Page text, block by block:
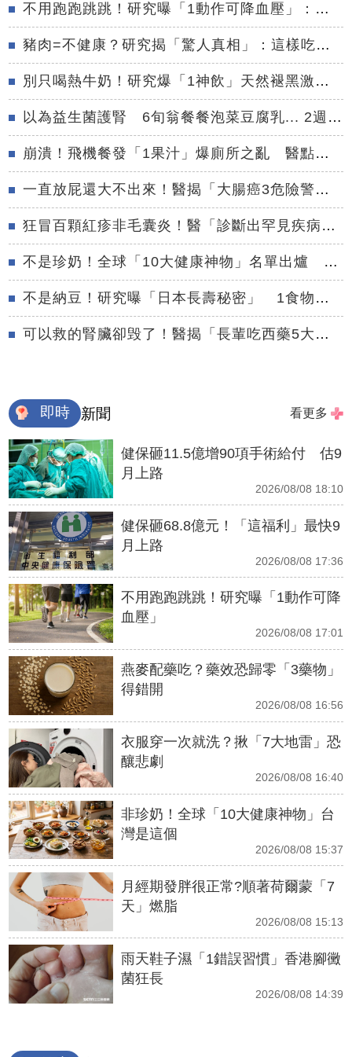
不用跑跑跳跳！研究曝「1動作可降血壓」：勝過游泳、重訓
豬肉=不健康？研究揭「驚人真相」：這樣吃防糖尿病、降膽固醇
別只喝熱牛奶！研究爆「1神飲」天然褪黑激素多 助眠又抗大腦退化
以為益生菌護腎 6旬翁餐餐泡菜豆腐乳... 2週後雙腳水腫險洗腎
崩潰！飛機餐發「1果汁」爆廁所之亂 醫點名3類人切勿亂喝
一直放屁還大不出來！醫揭「大腸癌3危險警訊」 都不排氣也該緊張
狂冒百顆紅疹非毛囊炎！醫「診斷出罕見疾病」：好發這族群
不是珍奶！全球「10大健康神物」名單出爐 台灣「這1碗」霸氣上榜
不是納豆！研究曝「日本長壽秘密」 1食物穩血糖又通腸
可以救的腎臟卻毁了！醫揭「長輩吃西藥5大迷思」恐害洗腎
即時 新聞 看更多
健保砸11.5億增90項手術給付 估9
月上路
2026/08/08 18:10
健保砸68.8億元！「這福利」最快9
月上路
2026/08/08 17:36
不用跑跑跳跳！研究曝「1動作可降
血壓」
2026/08/08 17:01
燕麥配藥吃？藥效恐歸零「3藥物」
得錯開
2026/08/08 16:56
衣服穿一次就洗？揪「7大地雷」恐
釀悲劇
2026/08/08 16:40
非珍奶！全球「10大健康神物」台
灣是這個
2026/08/08 15:37
月經期發胖很正常?順著荷爾蒙「7
天」燃脂
2026/08/08 15:13
雨天鞋子濕「1錯誤習慣」香港腳黴
菌狂長
2026/08/08 14:39